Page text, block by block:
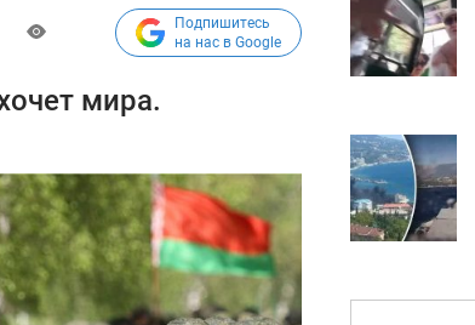
Подпишитесь
на нас в Google
мира.